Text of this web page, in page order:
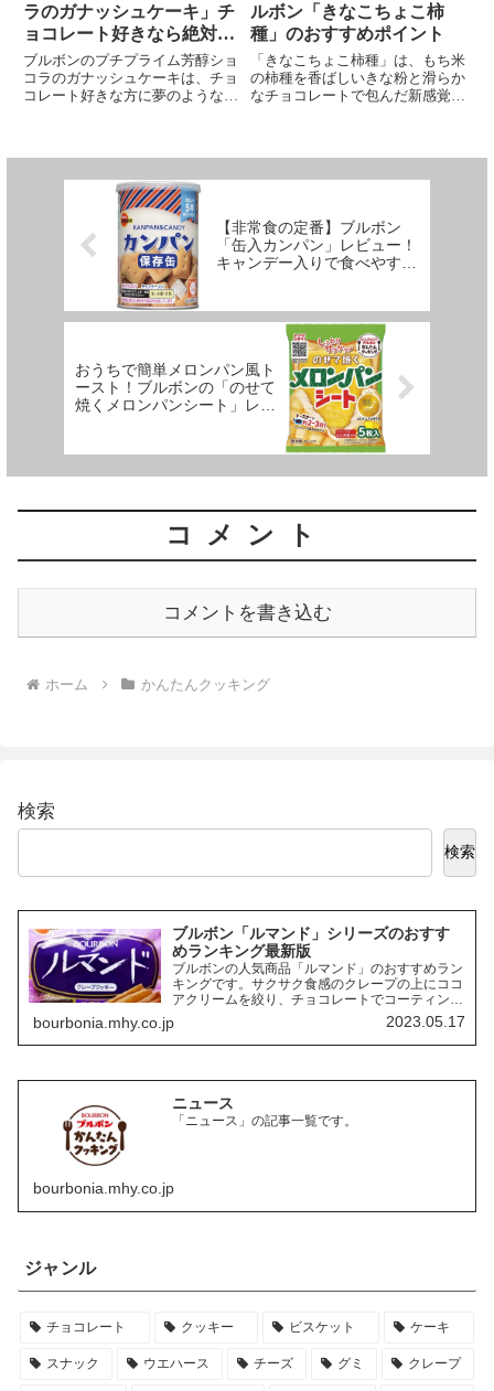
ラのガナッシュケーキ」チ
ョコレート好きなら絶対試
して欲しい！驚きの口どけ
と深いコク、ブルボンの極
上スイーツ体験
ブルボンのプチプライム芳醇ショ
コラのガナッシュケーキは、チョ
コレート好きな方に夢のようなデ
苦いチョコレートコーティング
が、至福のひとときを演出。ショ
コラの愛好者必見の一品！
ルボン「きなこちょこ柿
種」のおすすめポイント
「きなこちょこ柿種」は、もち米
の柿種を香ばしいきな粉と滑らか
なチョコレートで包んだ新感覚の
に楽しめる一口サイズ！
【非常食の定番】ブルボン
「缶入カンパン」レビュー！
キャンデー入りで食べやすい
おうちで簡単メロンパン風ト
ースト！ブルボンの「のせて
焼くメロンパンシート」レビ
コメント
コメントを書き込む
ホーム かんたんクッキング
検索
検索
ブルボン「ルマンド」シリーズのおすす
めランキング最新版
ブルボンの人気商品「ルマンド」のおすすめラン
キングです。サクサク食感のクレープの上にココ
アクリームを絞り、チョコレートでコーティング
したお菓子「ルマンド」には、様々なフレーバー
の商品があります。ここでは、その中でも特にお
すすめの商品を3つご紹介します。
bourbonia.mhy.co.jp 2023.05.17
ニュース
「ニュース」の記事一覧です。
bourbonia.mhy.co.jp
ジャンル
チョコレート クッキー ビスケット ケーキ
スナック ウエハース チーズ グミ クレープ